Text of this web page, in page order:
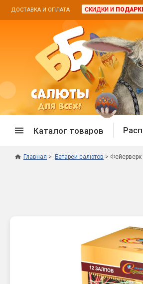
ДОСТАВКА И ОПЛАТА СКИДКИ И
Каталог товаров
Новинки 2025/26
Фейерверки на свадьбу
Главная Батареи салютов